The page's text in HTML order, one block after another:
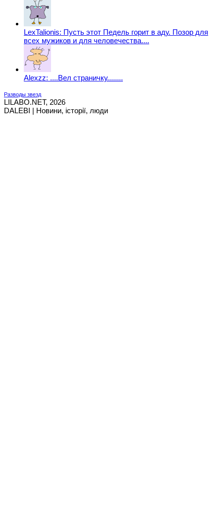
LexTalionis: Пусть этот Педель горит в аду. Позор для
всех мужиков и для человечества....
Alexzz: ....Вел страничку........
Разводы звезд
LILABO.NET, 2026
DALEBI | Новини, історії, люди